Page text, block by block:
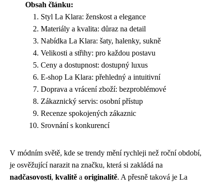
Obsah článku:
Styl La Klara: ženskost a elegance
Materiály a kvalita: důraz na detail
Nabídka La Klara: šaty, halenky, sukně
Velikosti a střihy: pro každou postavu
Ceny a dostupnost: dostupný luxus
E-shop La Klara: přehledný a intuitivní
Doprava a vrácení zboží: bezproblémové
Zákaznický servis: osobní přístup
Recenze spokojených zákaznic
Srovnání s konkurencí
V módním světě, kde se trendy mění rychleji než roční období,
je osvěžující narazit na značku, která si zakládá na
nadčasovosti, kvalitě a originalitě. A přesně taková je La